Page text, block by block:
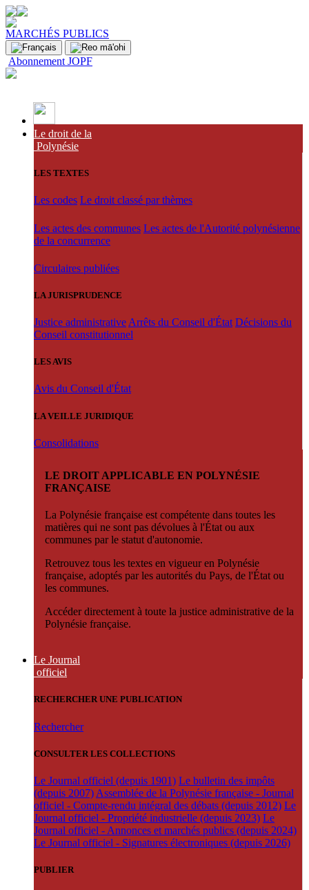
MARCHÉS PUBLICS
Abonnement JOPF
Le droit de la
Polynésie
LES TEXTES
Les codes Le droit classé par thèmes
Les actes des communes Les actes de l'Autorité polynésienne
de la concurrence
Circulaires publiées
LA JURISPRUDENCE
Justice administrative Arrêts du Conseil d'État Décisions du
Conseil constitutionnel
LES AVIS
Avis du Conseil d'État
LA VEILLE JURIDIQUE
Consolidations
LE DROIT APPLICABLE EN POLYNÉSIE
FRANÇAISE
La Polynésie française est compétente dans toutes les
matières qui ne sont pas dévolues à l'État ou aux
communes par le statut d'autonomie.
Retrouvez tous les textes en vigueur en Polynésie
française, adoptés par les autorités du Pays, de l'État ou
les communes.
Accéder directement à toute la justice administrative de la
Polynésie française.
Le Journal
officiel
RECHERCHER UNE PUBLICATION
Rechercher
CONSULTER LES COLLECTIONS
Le Journal officiel (depuis 1901) Le bulletin des impôts
(depuis 2007) Assemblée de la Polynésie française - Journal
officiel - Compte-rendu intégral des débats (depuis 2012) Le
Journal officiel - Propriété industrielle (depuis 2023) Le
Journal officiel - Annonces et marchés publics (depuis 2024)
Le Journal officiel - Signatures électroniques (depuis 2026)
PUBLIER